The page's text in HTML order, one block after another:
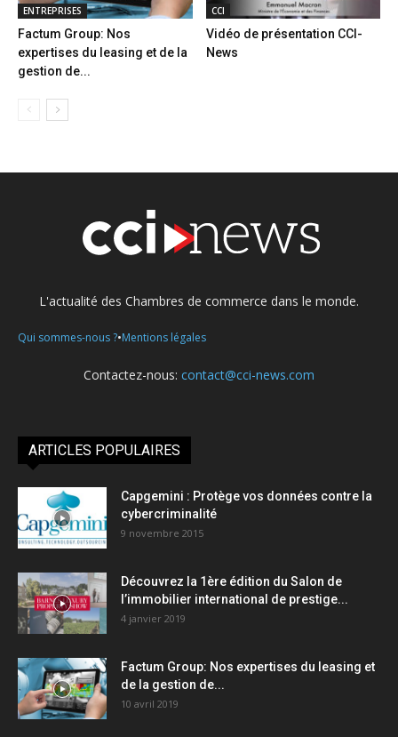
ENTREPRISES
Factum Group: Nos
expertises du leasing et de la
gestion de...
CCI
Vidéo de présentation CCI-
News
L'actualité des Chambres de commerce dans le monde.
Qui sommes-nous ?•Mentions légales
Contactez-nous: contact@cci-news.com
ARTICLES POPULAIRES
Capgemini : Protège vos données contre la
cybercriminalité
9 novembre 2015
Découvrez la 1ère édition du Salon de
l’immobilier international de prestige...
4 janvier 2019
Factum Group: Nos expertises du leasing et
de la gestion de...
10 avril 2019